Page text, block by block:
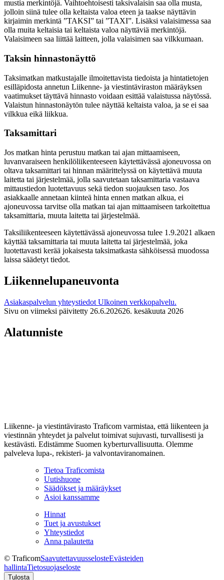
mustia merkintöjä. Vaihtoehtoisesti taksivalaisin saa olla musta,
jolloin siinä tulee olla keltaista valoa eteen ja taakse näyttävin
kirjaimin merkintä ”TAKSI” tai ”TAXI”. Lisäksi valaisimessa saa
olla muita keltaisia tai keltaista valoa näyttäviä merkintöjä.
Valaisimeen saa liittää laitteen, jolla valaisimen saa vilkkumaan.
Taksin hinnastonäyttö
Taksimatkan matkustajalle ilmoitettavista tiedoista ja hintatietojen
esilläpidosta annetun Liikenne- ja viestintäviraston määräyksen
vaatimukset täyttävä hinnasto voidaan esittää valaistussa näytössä.
Valaistun hinnastonäytön tulee näyttää keltaista valoa, ja se ei saa
vilkkua eikä liikkua.
Taksamittari
Jos matkan hinta perustuu matkan tai ajan mittaamiseen,
luvanvaraiseen henkilöliikenteeseen käytettävässä ajoneuvossa on
oltava taksamittari tai hinnan määrittelyssä on käytettävä muuta
laitetta tai järjestelmää, jolla saavutetaan taksamittaria vastaava
mittaustiedon luotettavuus sekä tiedon suojauksen taso. Jos
asiakkaalle annetaan kiinteä hinta ennen matkan alkua, ei
ajoneuvossa tarvitse olla matkan tai ajan mittaamiseen tarkoitettua
taksamittaria, muuta laitetta tai järjestelmää.
Taksiliikenteeseen käytettävässä ajoneuvossa tulee 1.9.2021 alkaen
käyttää taksamittaria tai muuta laitetta tai järjestelmää, joka
luotettavasti kerää jokaisesta taksimatkasta sähköisessä muodossa
laissa säädetyt tiedot.
Liikennelupaneuvonta
Asiakaspalvelun yhteystiedot Ulkoinen verkkopalvelu.
Sivu on viimeksi päivitetty 26.6.202626. kesäkuuta 2026
Alatunniste
Liikenne- ja viestintävirasto Traficom varmistaa, että liikenteen ja
viestinnän yhteydet ja palvelut toimivat sujuvasti, turvallisesti ja
kestävästi. Edistämme Suomen kyberturvallisuutta. Olemme
palveleva lupa-, rekisteri- ja valvontaviranomainen.
Tietoa Traficomista
Uutishuone
Säädökset ja määräykset
Asioi kanssamme
Hinnat
Tuet ja avustukset
Yhteystiedot
Anna palautetta
© TraficomSaavutettavuusselosteEvästeiden
hallintaTietosuojaseloste
Tulosta